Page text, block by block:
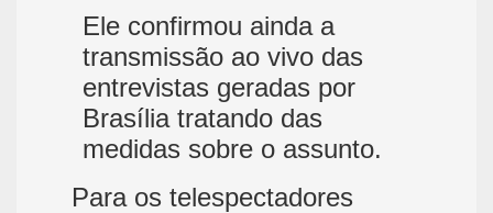
Ele confirmou ainda a
transmissão ao vivo das
entrevistas geradas por
Brasília tratando das
medidas sobre o assunto.
Para os telespectadores